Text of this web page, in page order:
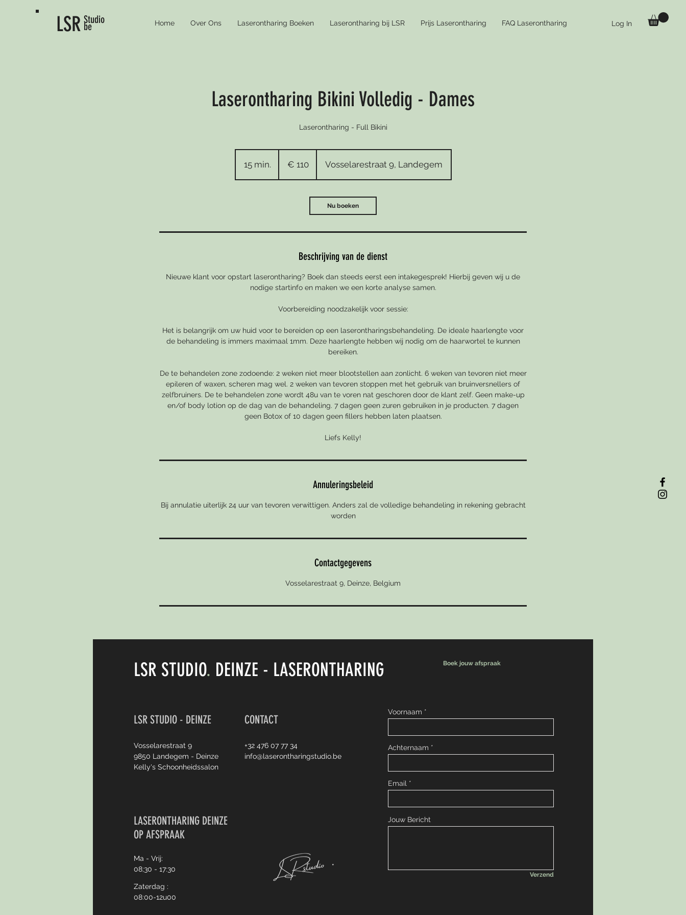
LSR Studio
be Log In
Home Over Ons Laserontharing Boeken Laserontharing bij LSR Prijs Laserontharing FAQ Laserontharing
Laserontharing Bikini Volledig - Dames
Laserontharing - Full Bikini
15 min.
5
€ 110 Vosselarestraat 9, Landegem
Nu boeken
Beschrijving van de dienst
Nieuwe klant voor opstart laserontharing? Boek dan steeds eerst een intakegesprek! Hierbij geven wij u de
nodige startinfo en maken we een korte analyse samen.
Voorbereiding noodzakelijk voor sessie:
Het is belangrijk om uw huid voor te bereiden op een laserontharingsbehandeling. De ideale haarlengte voor
de behandeling is immers maximaal 1mm. Deze haarlengte hebben wij nodig om de haarwortel te kunnen
bereiken.
De te behandelen zone zodoende: 2 weken niet meer blootstellen aan zonlicht. 6 weken van tevoren niet meer
epileren of waxen, scheren mag wel. 2 weken van tevoren stoppen met het gebruik van bruinversnellers of
zelfbruiners. De te behandelen zone wordt 48u van te voren nat geschoren door de klant zelf. Geen make-up
en/of body lotion op de dag van de behandeling. 7 dagen geen zuren gebruiken in je producten. 7 dagen
geen Botox of 10 dagen geen fillers hebben laten plaatsen.
Liefs Kelly!
Annuleringsbeleid
Bij annulatie uiterlijk 24 uur van tevoren verwittigen. Anders zal de volledige behandeling in rekening gebracht
worden
Contactgegevens
Vosselarestraat 9, Deinze, Belgium
LSR STUDIO. DEINZE - LASERONTHARING Boek jouw afspraak
LSR STUDIO - DEINZE
Vosselarestraat 9
9850 Landegem - Deinze
Kelly's Schoonheidssalon
CONTACT
+32 476 07 77 34
info@laserontharingstudio.be
LASERONTHARING DEINZE
OP AFSPRAAK
Ma - Vrij:
08;30 - 17:30
Zaterdag :
08:00-12u00
Voornaam
Achternaam
Email
Jouw Bericht
Verzend